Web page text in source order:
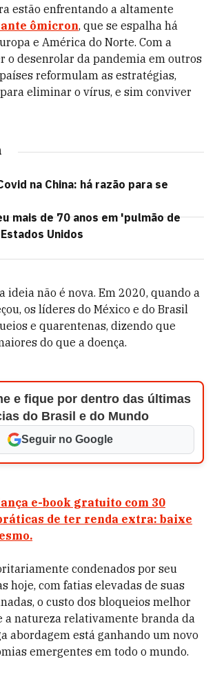
estão enfrentando a altamente
ômicron, que se espalha há
e América do Norte. Com a
o desenrolar da pandemia em outros
reformulam as estratégias,
eliminar o vírus, e sim conviver
na China: há razão para se
mais de 70 anos em 'pulmão de
Unidos
ideia não é nova. Em 2020, quando a
os líderes do México e do Brasil
e quarentenas, dizendo que
do que a doença.
e fique por dentro das últimas
do Brasil e do Mundo
Seguir no Google
e-book gratuito com 30
de ter renda extra: baixe
condenados por seu
hoje, com fatias elevadas de suas
o custo dos bloqueios melhor
a natureza relativamente branda da
abordagem está ganhando um novo
emergentes em todo o mundo.